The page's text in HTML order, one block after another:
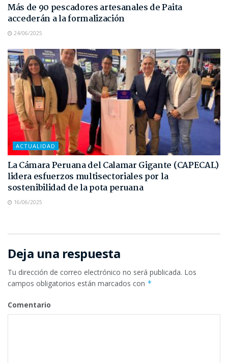
Más de 90 pescadores artesanales de Paita
accederán a la formalización
24/06/2025
ACTUALIDAD
La Cámara Peruana del Calamar Gigante (CAPECAL)
lidera esfuerzos multisectoriales por la
sostenibilidad de la pota peruana
16/06/2025
Deja una respuesta
Tu dirección de correo electrónico no será publicada. Los
campos obligatorios están marcados con *
Comentario